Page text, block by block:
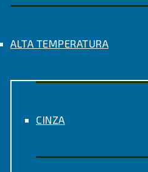
ALTA TEMPERATURA
CINZA